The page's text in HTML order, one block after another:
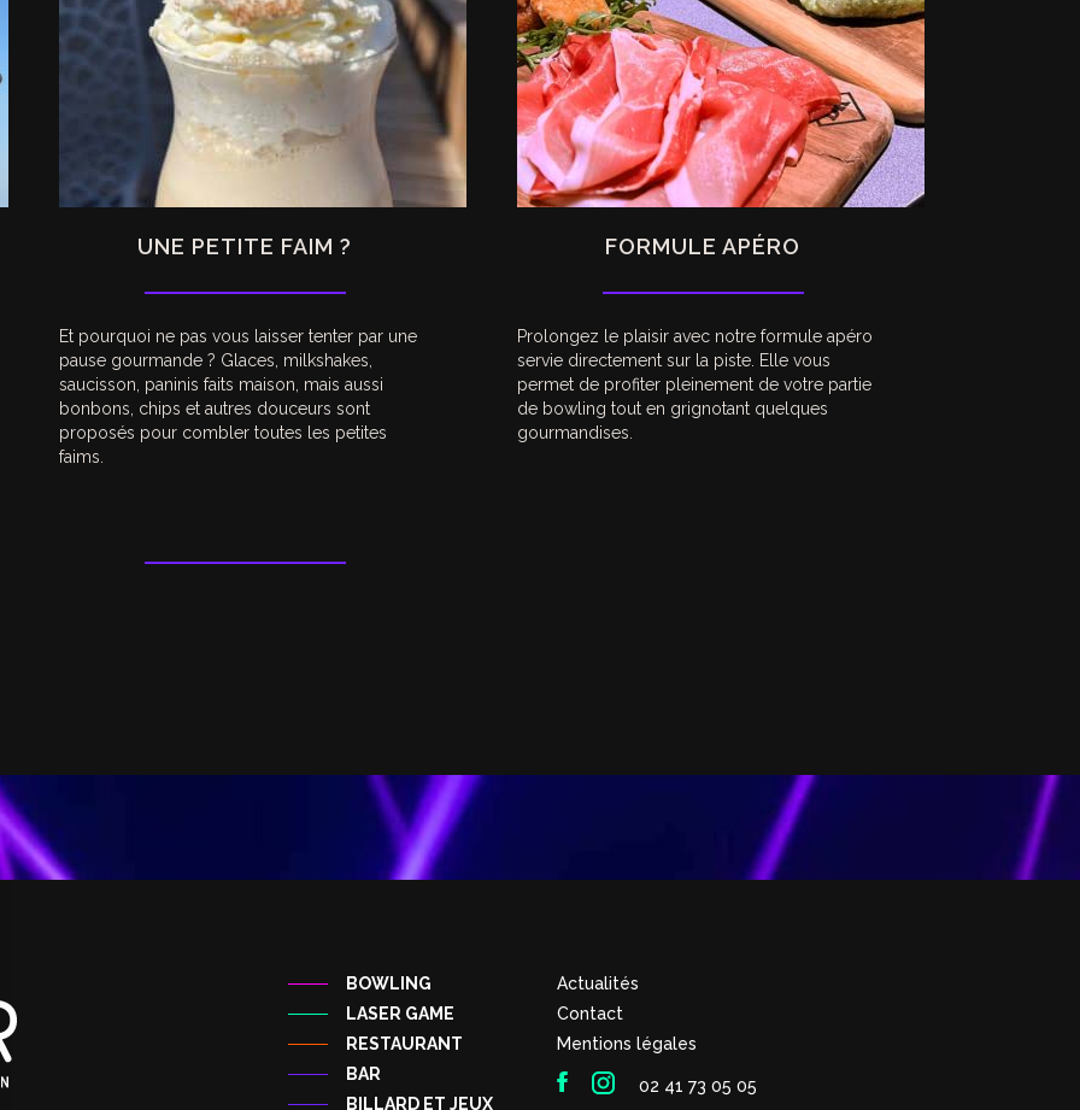
UNE PETITE FAIM ?
Et pourquoi ne pas vous laisser tenter par une
pause gourmande ? Glaces, milkshakes,
saucisson, paninis faits maison, mais aussi
bonbons, chips et autres douceurs sont
proposés pour combler toutes les petites
faims.
FORMULE APÉRO
Prolongez le plaisir avec notre formule apéro
servie directement sur la piste. Elle vous
permet de profiter pleinement de votre partie
de bowling tout en grignotant quelques
gourmandises.
BOWLING
LASER GAME
RESTAURANT
BAR
BILLARD ET JEUX
Actualités
Contact
Mentions légales
02 41 73 05 05